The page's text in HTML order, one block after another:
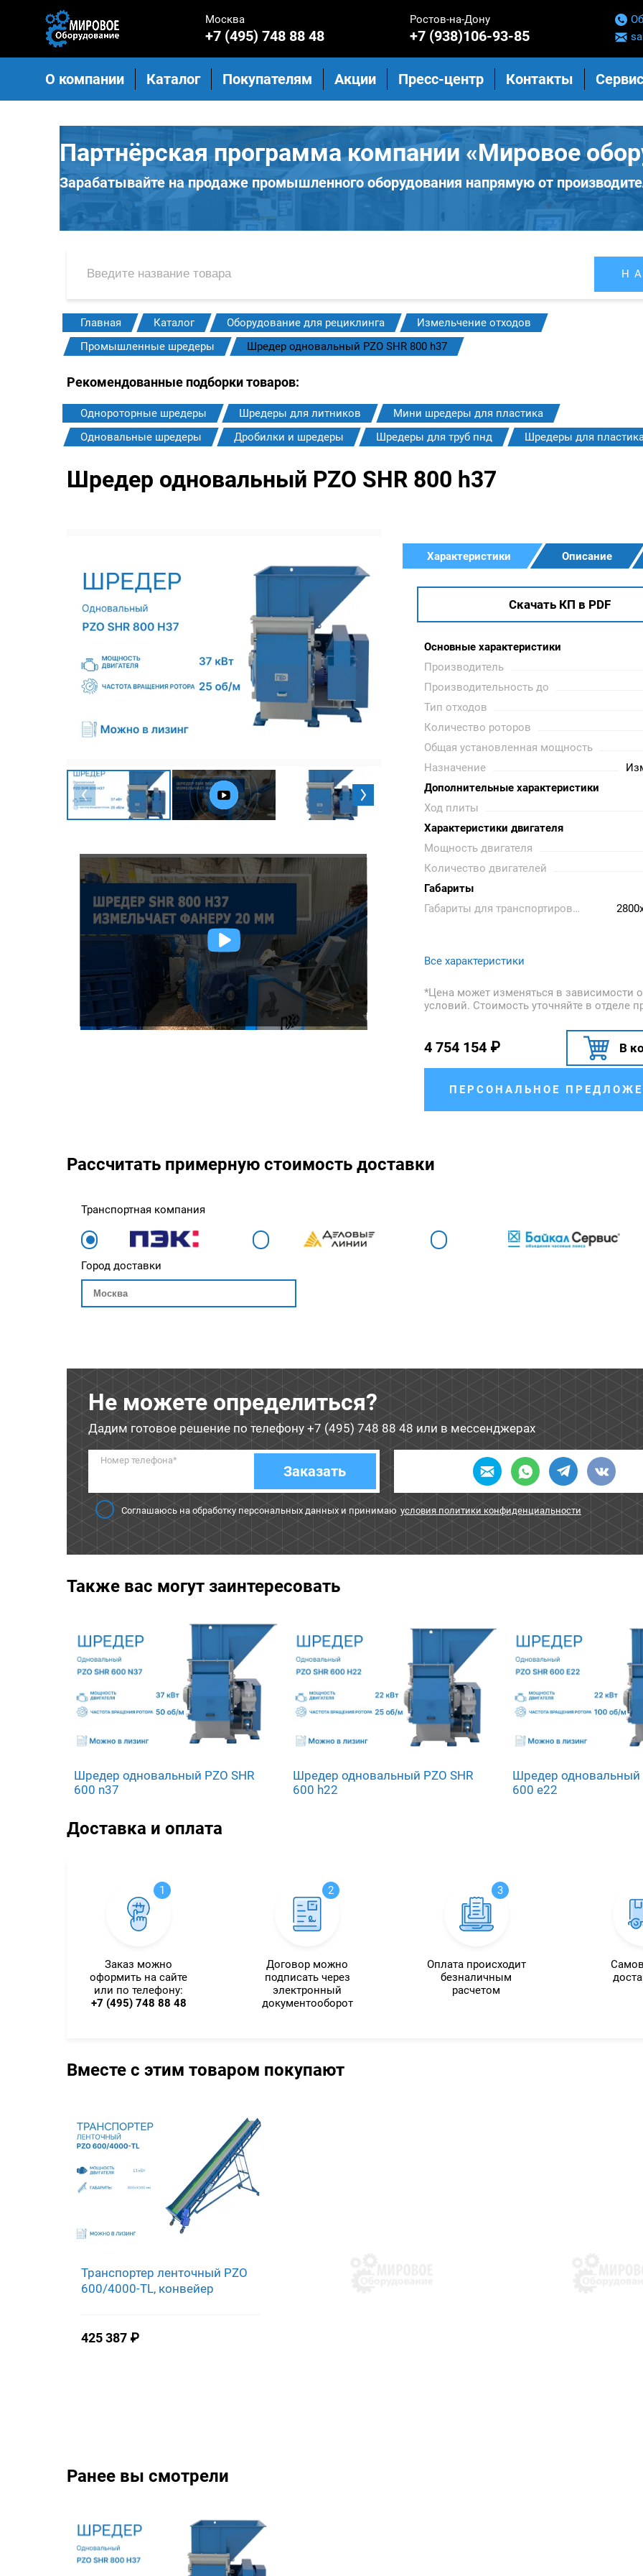
Москва
+7 (495) 748 88 48
Ростов-на-Дону
+7 (938)106-93-85
О компании Каталог Покупателям Акции Пресс-центр Контакты
Партнёрская программа компании «Мировое
Зарабатывайте на продаже промышленного оборудования напрямую от
Главная Каталог Оборудование для рециклинга
Измельчение отходов
Промышленные шредеры
Шредер одновальный PZO SHR 800 h37
Рекомендованные подборки товаров:
Однороторные шредеры Шредеры для литников
Мини шредеры для пластика
Одновальные шредеры
Дробилки и шредеры Шредеры для труб пнд Шредеры для
Шредер одновальный PZO SHR 800 h37
Характеристики Описание
Скачать КП в PDF
Основные характеристики
Производитель
Производительность до
Тип отходов
Количество роторов
Общая установленная мощность
Назначение
Дополнительные характеристики
Ход плиты
Характеристики двигателя
Мощность двигателя
Количество двигателей
Габариты
Габариты для транспортировки
Все характеристики
*Цена может изменяться в зависимости
условий. Стоимость уточняйте в отделе
4 754 154 ₽ В
ПЕРСОНАЛЬНОЕ
Рассчитать примерную стоимость доставки
Транспортная компания
Город доставки
Не можете определиться?
Дадим готовое решение по телефону +7 (495) 748 88 48 или в мессенджерах
Номер телефона*
Заказать
Соглашаюсь на обработку персональных данных и принимаю условия политики конфиденциальности
Также вас могут заинтересовать
Шредер одновальный PZO SHR
600 n37
Шредер одновальный PZO SHR
600 h22
Шредер одновальный
600 e22
Доставка и оплата
1
Заказ можно
оформить на сайте
или по телефону:
+7 (495) 748 88 48
2
Договор можно
подписать через
электронный
документооборот
3
Оплата происходит
безналичным
расчетом
Вместе с этим товаром покупают
Транспортер ленточный PZO
600/4000-TL, конвейер
425 387 ₽
Ранее вы смотрели